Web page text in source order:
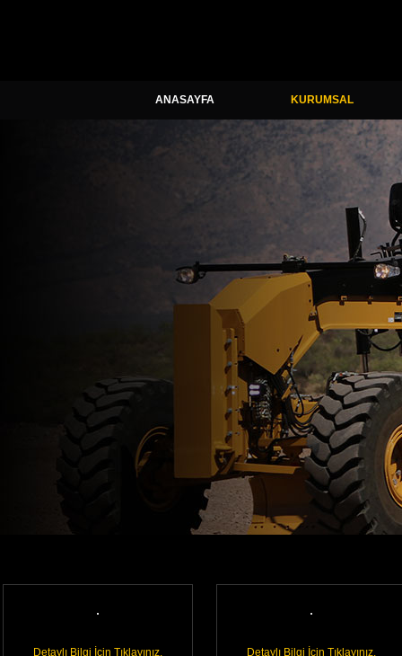
ANASAYFA KURUMSAL
Detaylı Bilgi İçin Tıklayınız. Detaylı Bilgi İçin Tıklayınız.